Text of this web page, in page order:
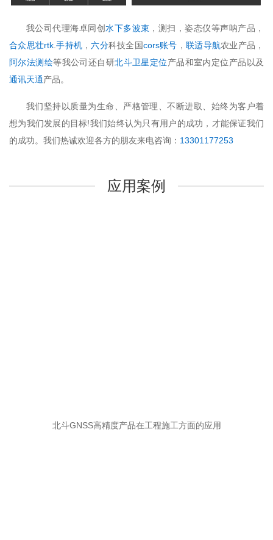
我公司代理海卓同创水下多波束 ，测扫，姿态仪等声呐产品，
合众思壮rtk .手持机 ，六分科技全国cors账号 ， 联适导航农业产品，
阿尔法测绘等我公司还自研北斗卫星定位产品和室内定位产品以及
通讯天通产品。
我们坚持以质量为生命、严格管理、不断进取、始终为客户着
想为我们发展的目标!我们始终认为只有用户的成功，才能保证我们
的成功。我们热诚欢迎各方的朋友来电咨询： 13301177253
应用案例
北斗GNSS高精度产品在工程施工方面的应用